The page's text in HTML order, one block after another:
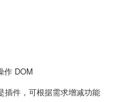
作 DOM
插件，可根据需求增减功能